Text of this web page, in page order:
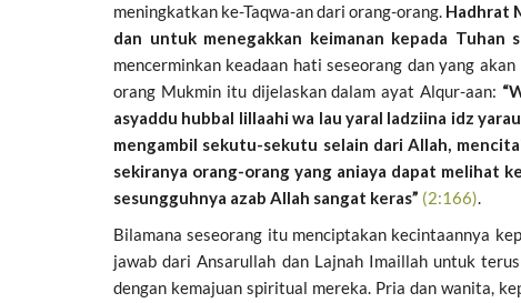
meningkatkan ke-Taqwa-an dari orang-orang. Hadhrat
dan untuk menegakkan keimanan kepada Tuhan
mencerminkan keadaan hati seseorang dan yang
orang Mukmin itu dijelaskan dalam ayat Alqur-aan:
asyaddu hubbal lillaahi wa lau yaral ladziina idz
mengambil sekutu-sekutu selain dari Allah,
sekiranya orang-orang yang aniaya dapat melihat
sesungguhnya azab Allah sangat keras” (2:166).
Bilamana seseorang itu menciptakan kecintaannya
jawab dari Ansarullah dan Lajnah Imaillah untuk
dengan kemajuan spiritual mereka. Pria dan wanita,